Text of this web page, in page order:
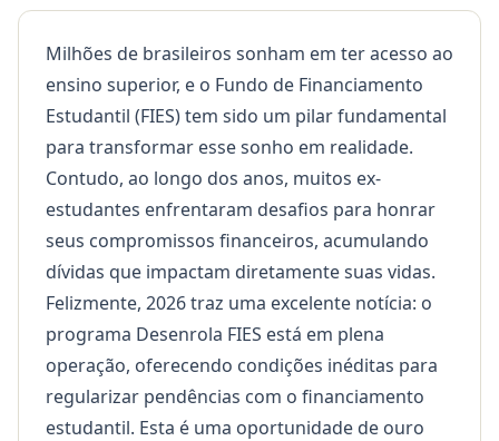
Milhões de brasileiros sonham em ter acesso ao
ensino superior, e o Fundo de Financiamento
Estudantil (FIES) tem sido um pilar fundamental
para transformar esse sonho em realidade.
Contudo, ao longo dos anos, muitos ex-
estudantes enfrentaram desafios para honrar
seus compromissos financeiros, acumulando
dívidas que impactam diretamente suas vidas.
Felizmente, 2026 traz uma excelente notícia: o
programa Desenrola FIES está em plena
operação, oferecendo condições inéditas para
regularizar pendências com o financiamento
estudantil. Esta é uma oportunidade de ouro